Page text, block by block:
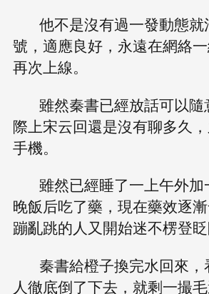
他不是沒有過一發動態
號，適應良好，永遠在網絡
再次上線。
雖然秦書已經放話可以
際上宋云回還是沒有聊多久
手機。
雖然已經睡了一上午外
晚飯后吃了藥，現在藥效逐
蹦亂跳的人又開始迷不楞登眨
秦書給橙子換完水回來
人徹底倒了下去，就剩一撮